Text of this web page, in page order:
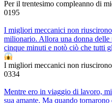
Per il trentesimo compleanno di
0195
I migliori meccanici non
milionario. Allora una donna
cinque minuti e notò ciò che tutti
I migliori meccanici non riuscirono
0334
Mentre ero in viaggio di lavoro,
sua amante. Ma quando